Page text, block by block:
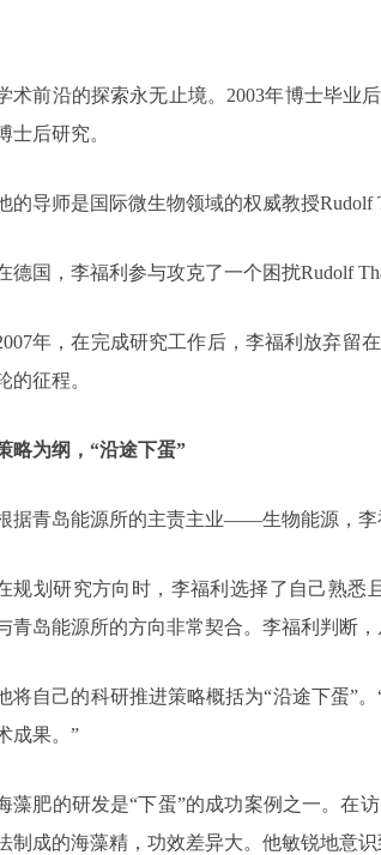
术前沿的探索永无止境。2003年博士毕业
士后研究。
的导师是国际微生物领域的权威教授Rudolf
德国，李福利参与攻克了一个困扰Rudolf
年，在完成研究工作后，李福利放弃留
的征程。
略为纲，“沿途下蛋”
据青岛能源所的主责主业——生物能源，李
规划研究方向时，李福利选择了自己熟悉
青岛能源所的方向非常契合。李福利判断
将自己的科研推进策略概括为“沿途下蛋”
成果。”
藻肥的研发是“下蛋”的成功案例之一。在
制成的海藻精，功效差异大。他敏锐地意